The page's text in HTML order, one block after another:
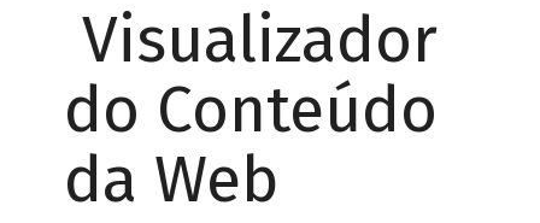
Visualizador
do Conteúdo
da Web